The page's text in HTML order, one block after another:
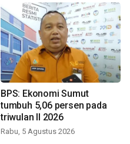
BPS: Ekonomi Sumut
tumbuh 5,06 persen pada
triwulan II 2026
Rabu, 5 Agustus 2026